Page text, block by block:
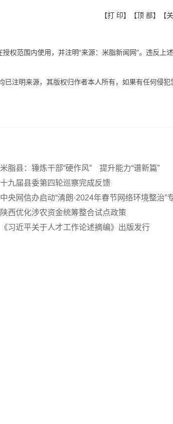
【打 印】【顶 部】【
权范围内使用，并注明“来源：米脂新闻网”。违反上
注明来源，其版权归作者本人所有，如果有任何侵犯
米脂县：锤炼干部“硬作风” 提升能力“谱新篇”
十九届县委第四轮巡察完成反馈
中央网信办启动“清朗·2024年春节网络环境整治”
动
陕西优化涉农资金统筹整合试点政策
《习近平关于人才工作论述摘编》出版发行